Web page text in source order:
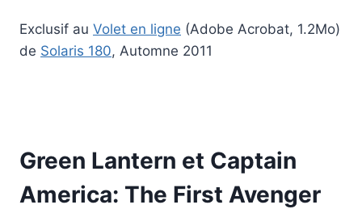
Exclusif au Volet en ligne (Adobe Acrobat, 1.2Mo)
de Solaris 180, Automne 2011
Green Lantern et Captain
America: The First Avenger